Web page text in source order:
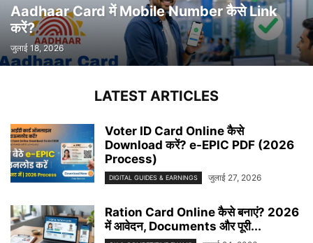
Aadhaar Card में Mobile Number कैसे Link
करें?
जुलाई 18, 2026
LATEST ARTICLES
Voter ID Card Online कैसे
Download करें? e-EPIC PDF (2026
Process)
DIGITAL GUIDES & EARNINGS जुलाई 27, 2026
Ration Card Online कैसे बनाएं? 2026
में आवेदन, Documents और पूरी...